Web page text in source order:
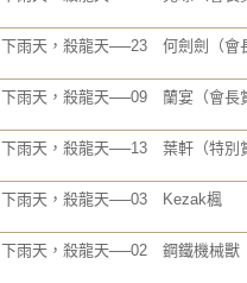
下雨天，殺龍天──23 何劍劍（會
下雨天，殺龍天──09 蘭宴（會長
下雨天，殺龍天──13 葉軒（特別
下雨天，殺龍天──03 Kezak楓
下雨天，殺龍天──02 鋼鐵機械獸